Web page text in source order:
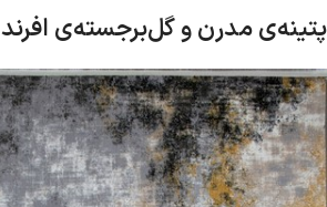
پتینه‌ی مدرن و گل‌برجسته‌ی افرند